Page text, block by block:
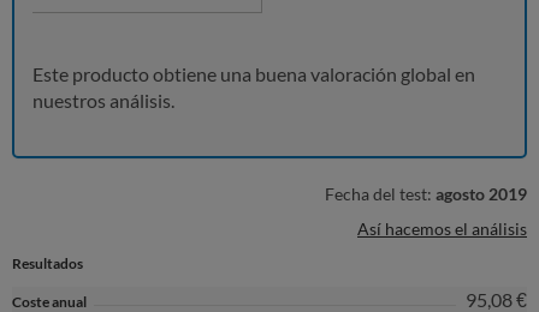
Este producto obtiene una buena valoración global en
nuestros análisis.
Fecha del test: agosto 2019
Así hacemos el análisis
Resultados
Coste anual 95,08 €